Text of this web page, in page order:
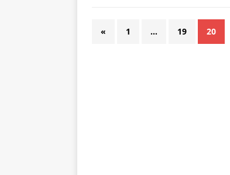
« 1 … 19 20